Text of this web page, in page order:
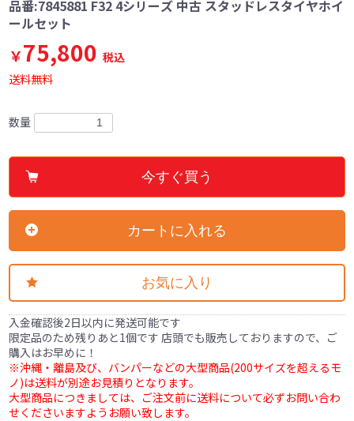
品番:7845881 F32 4シリーズ 中古 スタッドレスタイヤホイ
ールセット
￥75,800 税込
送料無料
数量
今すぐ買う
カートに入れる
お気に入り
入金確認後2日以内に発送可能です
限定品のため残りあと1個です 店頭でも販売しておりますので、ご
購入はお早めに！
※沖縄・離島及び、バンパーなどの大型商品(200サイズを超えるモ
ノ)は送料が別途お見積りとなります。
大型商品につきましては、ご注文前に送料について必ずお問い合わ
せくださいますようお願い致します。